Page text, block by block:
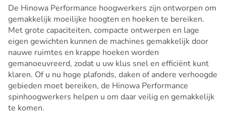
De Hinowa Performance hoogwerkers zijn ontworpen om
gemakkelijk moeilijke hoogten en hoeken te bereiken.
Met grote capaciteiten, compacte ontwerpen en lage
eigen gewichten kunnen de machines gemakkelijk door
nauwe ruimtes en krappe hoeken worden
gemanoeuvreerd, zodat u uw klus snel en efficiënt kunt
klaren. Of u nu hoge plafonds, daken of andere verhoogde
gebieden moet bereiken, de Hinowa Performance
spinhoogwerkers helpen u om daar veilig en gemakkelijk
te komen.